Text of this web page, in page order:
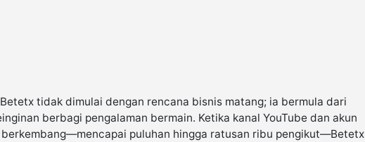
tidak dimulai dengan rencana bisnis matang; ia bermula dari
berbagi pengalaman bermain. Ketika kanal YouTube dan akun
berkembang—mencapai puluhan hingga ratusan ribu pengikut—Betetx